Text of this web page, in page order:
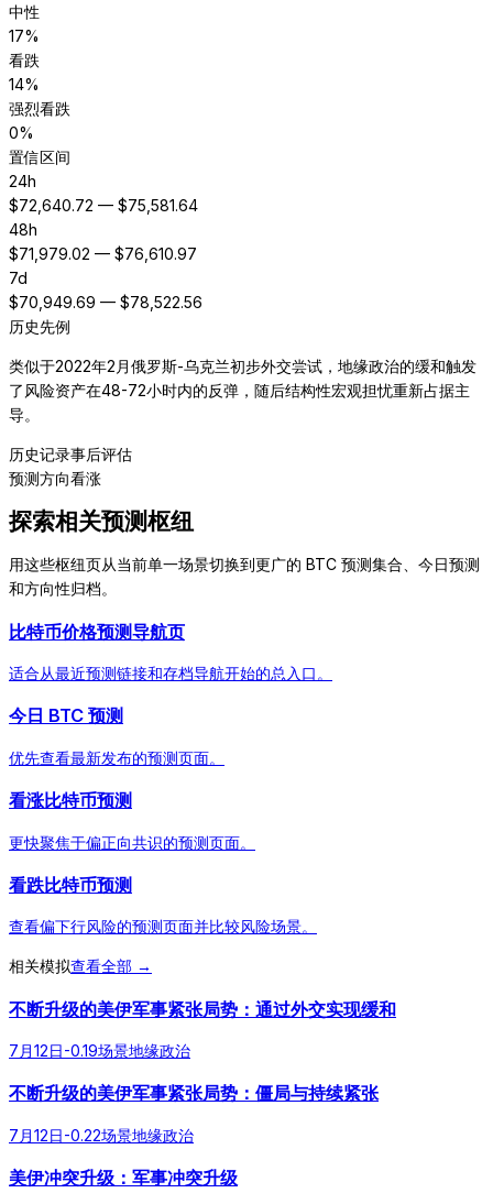
中性
17%
看跌
14%
强烈看跌
0%
置信区间
24h
$72,640.72 — $75,581.64
48h
$71,979.02 — $76,610.97
7d
$70,949.69 — $78,522.56
历史先例
类似于2022年2月俄罗斯-乌克兰初步外交尝试，地缘政治的缓和触发
了风险资产在48-72小时内的反弹，随后结构性宏观担忧重新占据主
导。
历史记录事后评估
预测方向看涨
探索相关预测枢纽
用这些枢纽页从当前单一场景切换到更广的 BTC 预测集合、今日预测
和方向性归档。
比特币价格预测导航页
适合从最近预测链接和存档导航开始的总入口。
今日 BTC 预测
优先查看最新发布的预测页面。
看涨比特币预测
更快聚焦于偏正向共识的预测页面。
看跌比特币预测
查看偏下行风险的预测页面并比较风险场景。
相关模拟查看全部 →
不断升级的美伊军事紧张局势：通过外交实现缓和
7月12日-0.19场景地缘政治
不断升级的美伊军事紧张局势：僵局与持续紧张
7月12日-0.22场景地缘政治
美伊冲突升级：军事冲突升级